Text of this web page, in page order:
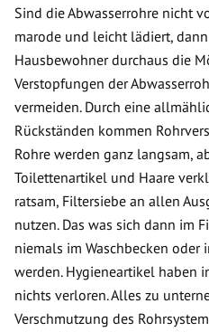
Sind die Abwasserrohre nicht
marode und leicht lädiert,
Hausbewohner durchaus die
Verstopfungen der
vermeiden. Durch eine
Rückständen kommen
Rohre werden ganz langsam,
Toilettenartikel und Haare
ratsam, Filtersiebe an allen
nutzen. Das was sich dann im
niemals im Waschbecken oder
werden. Hygieneartikel haben
nichts verloren. Alles zu
Verschmutzung des